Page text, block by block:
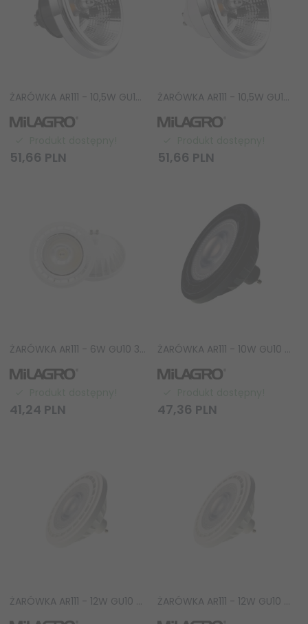
ŻARÓWKA AR111 - 10,5W GU10 3000K/ Czarny z odbłyśnikiem AR8616
51,66 PLN
ŻARÓWKA AR111 - 10,5W GU10 4000K/ Biały z odbłyśnikiem AR8615
51,66 PLN
ŻARÓWKA AR111 - 6W GU10 3000K/ Biała AR3871
41,24 PLN
ŻARÓWKA AR111 - 10W GU10 3000K/ Czarna AR7954
47,36 PLN
ŻARÓWKA AR111 - 12W GU10 4000K / Biała AR8043 ŻARÓWKA AR111 - 12W GU10 3000K / Biała AR7947